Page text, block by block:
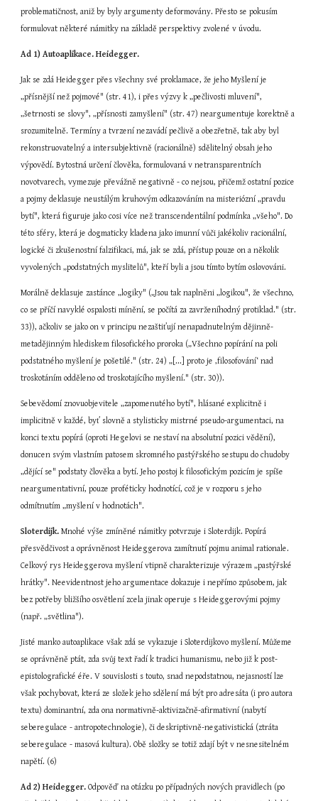
problematičnost, aniž by byly argumenty deformovány. Přesto se pokusím
formulovat některé námitky na základě perspektivy zvolené v úvodu.
Ad 1) Autoaplikace. Heidegger.
Jak se zdá Heidegger přes všechny své proklamace, že jeho Myšlení je
„přísnější než pojmové" (str. 41), i přes výzvy k „pečlivosti mluvení",
„šetrnosti se slovy", „přísnosti zamyšlení" (str. 47) neargumentuje korektně a
srozumitelně. Termíny a tvrzení nezavádí pečlivě a obezřetně, tak aby byl
rekonstruovatelný a intersubjektivně (racionálně) sdělitelný obsah jeho
výpovědí. Bytostná určení člověka, formulovaná v netransparentních
novotvarech, vymezuje převážně negativně - co nejsou, přičemž ostatní pozice
a pojmy deklasuje neustálým kruhovým odkazováním na misteriózní „pravdu
bytí", která figuruje jako cosi více než transcendentální podmínka „všeho". Do
této sféry, která je dogmaticky kladena jako imunní vůči jakékoliv racionální,
logické či zkušenostní falzifikaci, má, jak se zdá, přístup pouze on a několik
vyvolených „podstatných myslitelů", kteří byli a jsou tímto bytím oslovováni.
Morálně deklasuje zastánce „logiky" („Jsou tak naplněni „logikou", že všechno,
co se příčí navyklé ospalosti mínění, se počítá za zavrženíhodný protiklad." (str.
33)), ačkoliv se jako on v principu nezaštiťují nenapadnutelným dějinně-
metadějinným hlediskem filosofického proroka („Všechno popírání na poli
podstatného myšlení je pošetilé." (str. 24) „[...] proto je ‚filosofování‘ nad
troskotáním odděleno od troskotajícího myšlení." (str. 30)).
Sebevědomí znovuobjevitele „zapomenutého bytí", hlásané explicitně i
implicitně v každé, byť slovně a stylisticky mistrné pseudo-argumentaci, na
konci textu popírá (oproti Hegelovi se nestaví na absolutní pozici vědění),
donucen svým vlastním patosem skromného pastýřského sestupu do chudoby
„dějící se" podstaty člověka a bytí. Jeho postoj k filosofickým pozicím je spíše
neargumentativní, pouze proféticky hodnotící, což je v rozporu s jeho
odmítnutím „myšlení v hodnotách".
Sloterdijk. Mnohé výše zmíněné námitky potvrzuje i Sloterdijk. Popírá
přesvědčivost a oprávněnost Heideggerova zamítnutí pojmu animal rationale.
Celkový rys Heideggerova myšlení vtipně charakterizuje výrazem „pastýřské
hrátky". Neevidentnost jeho argumentace dokazuje i nepřímo způsobem, jak
bez potřeby bližšího osvětlení zcela jinak operuje s Heideggerovými pojmy
(např. „světlina").
Jisté manko autoaplikace však zdá se vykazuje i Sloterdijkovo myšlení. Můžeme
se oprávněně ptát, zda svůj text řadí k tradici humanismu, nebo již k post-
epistolografické éře. V souvislosti s touto, snad nepodstatnou, nejasností lze
však pochybovat, která ze složek jeho sdělení má být pro adresáta (i pro autora
textu) dominantní, zda ona normativně-aktivizačně-afirmativní (nabytí
seberegulace - antropotechnologie), či deskriptivně-negativistická (ztráta
seberegulace - masová kultura). Obě složky se totiž zdají být v nesnesitelném
napětí. (6)
Ad 2) Heidegger. Odpověď na otázku po případných nových pravidlech (po